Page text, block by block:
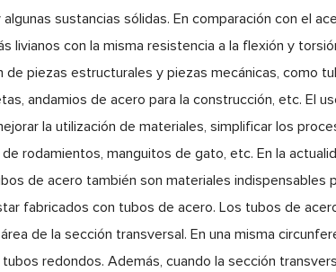
sustancias sólidas. En comparación con el
livianos con la misma resistencia a la flexión y
de piezas estructurales y piezas mecánicas, como
andamios de acero para la construcción, etc. El
la utilización de materiales, simplificar los
rodamientos, manguitos de gato, etc. En la
de acero también son materiales indispensables
fabricados con tubos de acero. Los tubos de
de la sección transversal. En una misma
redondos. Además, cuando la sección